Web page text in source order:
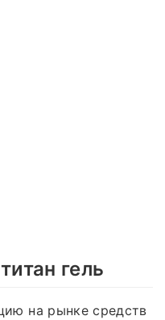
гель
на рынке средств